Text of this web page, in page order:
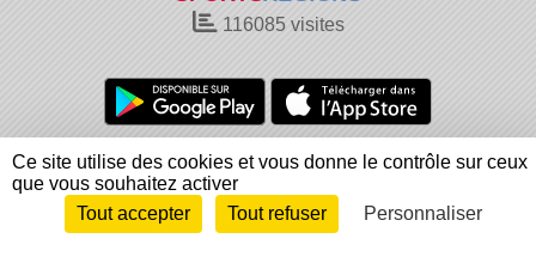
116085 visites
Charte cookies
Gestion des cookies
Informations légales
Signaler un contenu inapproprié
Envie de participer ?
Connexion
Ce site utilise des cookies et vous donne le contrôle sur ceux
que vous souhaitez activer
Tout accepter
Tout refuser Personnaliser